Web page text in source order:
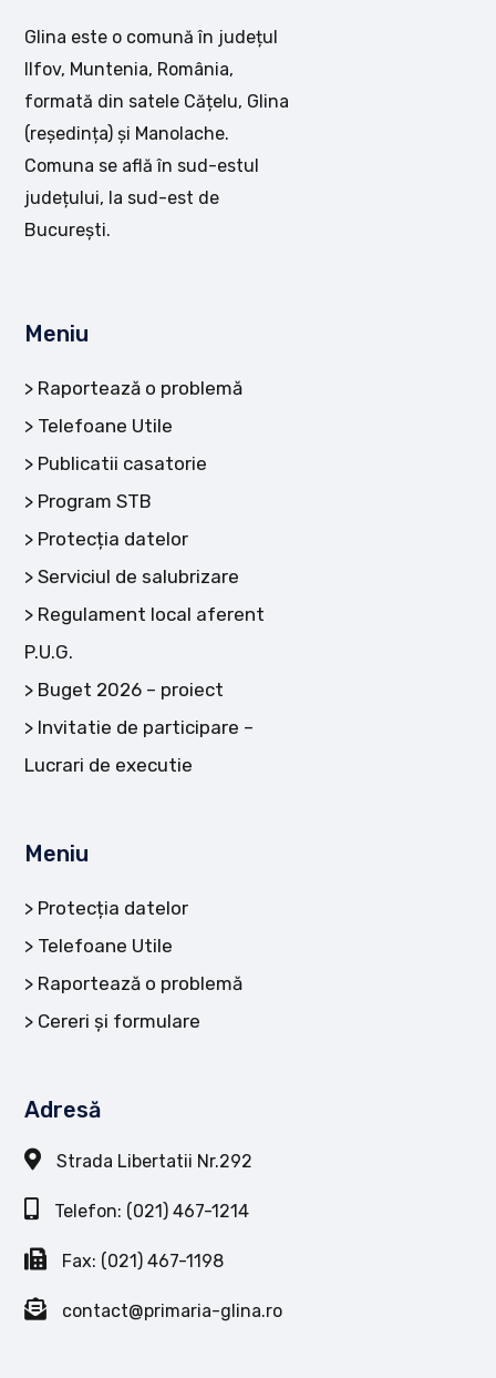
Glina este o comună în județul
Ilfov, Muntenia, România,
formată din satele Cățelu, Glina
(reședința) și Manolache.
Comuna se află în sud-estul
județului, la sud-est de
București.
Meniu
Raportează o problemă
Telefoane Utile
Publicatii casatorie
Program STB
Protecția datelor
Serviciul de salubrizare
Regulament local aferent
P.U.G.
Buget 2026 – proiect
Invitatie de participare –
Lucrari de executie
Meniu
Protecția datelor
Telefoane Utile
Raportează o problemă
Cereri și formulare
Adresă
Strada Libertatii Nr.292
Telefon: (021) 467-1214
Fax: (021) 467-1198
contact@primaria-glina.ro